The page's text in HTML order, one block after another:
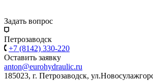
Задать вопрос
Петрозаводск
+7 (8142) 330-220
Оставить заявку
anton@eurohydraulic.ru
185023, г. Петрозаводск,